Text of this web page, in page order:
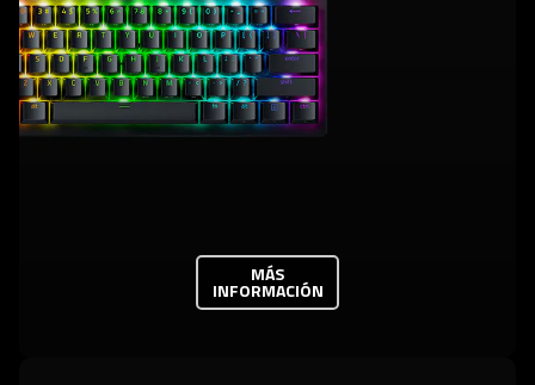
MÁS
INFORMACIÓN